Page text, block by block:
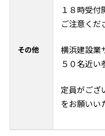
その他
１８時受
ご注意くだ
横浜建設業
５０名近い
定員がござ
をお願いい